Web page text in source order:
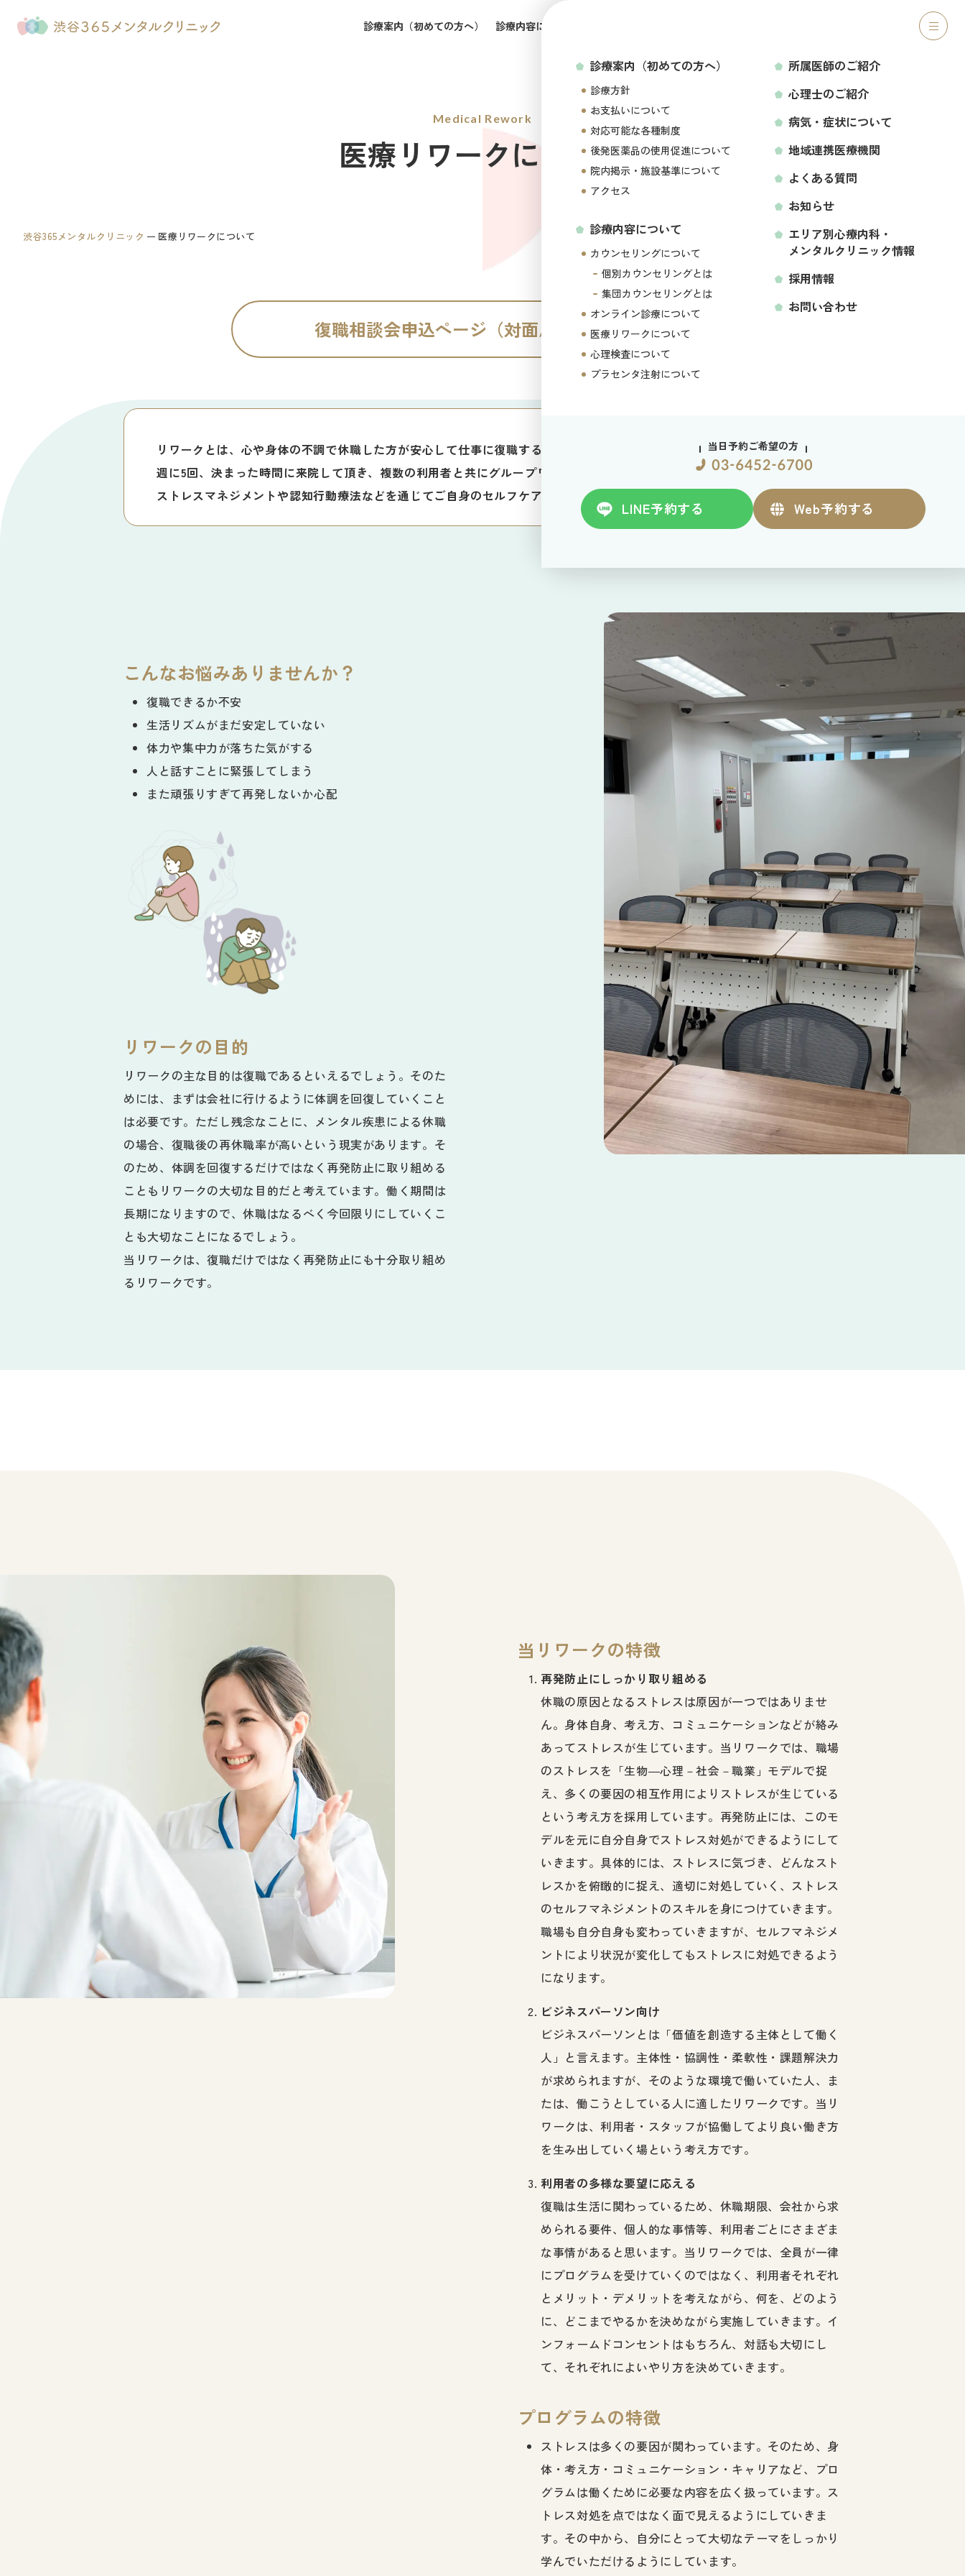
診療案内（初めての方へ） 診療内容について
診療案内（初めての方へ）
診療方針
お支払いについて
対応可能な各種制度
後発医薬品の使用促進について
院内掲示・施設基準について
アクセス
診療内容について
カウンセリングについて
個別カウンセリングとは
集団カウンセリングとは
オンライン診療について
医療リワークについて
心理検査について
プラセンタ注射について
所属医師のご紹介
心理士のご紹介
病気・症状について
地域連携医療機関
よくある質問
お知らせ
エリア別心療内科・
メンタルクリニック情報
採用情報
お問い合わせ
当日予約ご希望の方
LINE予約する Web予約する
Medical Rework
医療リワークについて
渋谷365メンタルクリニック 医療リワークについて
復職相談会申込ページ（対面/オンライン）
リワークとは、心や身体の不調で休職した方が安心して仕事に復職するためのリハビリ訓練です。
週に5回、決まった時間に来院して頂き、複数の利用者と共にグループワークやプレゼンテーションをしたり、
ストレスマネジメントや認知行動療法などを通じてご自身のセルフケア、セルフマネジメントの方法などを学びます。
こんなお悩みありませんか？
復職できるか不安
生活リズムがまだ安定していない
体力や集中力が落ちた気がする
人と話すことに緊張してしまう
また頑張りすぎて再発しないか心配
リワークの目的
リワークの主な目的は復職であるといえるでしょう。そのた
めには、まずは会社に行けるように体調を回復していくこと
は必要です。ただし残念なことに、メンタル疾患による休職
の場合、復職後の再休職率が高いという現実があります。そ
のため、体調を回復するだけではなく再発防止に取り組める
こともリワークの大切な目的だと考えています。働く期間は
長期になりますので、休職はなるべく今回限りにしていくこ
とも大切なことになるでしょう。
当リワークは、復職だけではなく再発防止にも十分取り組め
るリワークです。
当リワークの特徴
再発防止にしっかり取り組める
休職の原因となるストレスは原因が一つではありませ
ん。身体自身、考え方、コミュニケーションなどが絡み
あってストレスが生じています。当リワークでは、職場
のストレスを「生物―心理－社会－職業」モデルで捉
え、多くの要因の相互作用によりストレスが生じている
という考え方を採用しています。再発防止には、このモ
デルを元に自分自身でストレス対処ができるようにして
いきます。具体的には、ストレスに気づき、どんなスト
レスかを俯瞰的に捉え、適切に対処していく、ストレス
のセルフマネジメントのスキルを身につけていきます。
職場も自分自身も変わっていきますが、セルフマネジメ
ントにより状況が変化してもストレスに対処できるよう
になります。
ビジネスパーソン向け
ビジネスパーソンとは「価値を創造する主体として働く
人」と言えます。主体性・協調性・柔軟性・課題解決力
が求められますが、そのような環境で働いていた人、ま
たは、働こうとしている人に適したリワークです。当リ
ワークは、利用者・スタッフが協働してより良い働き方
を生み出していく場という考え方です。
利用者の多様な要望に応える
復職は生活に関わっているため、休職期限、会社から求
められる要件、個人的な事情等、利用者ごとにさまざま
な事情があると思います。当リワークでは、全員が一律
にプログラムを受けていくのではなく、利用者それぞれ
とメリット・デメリットを考えながら、何を、どのよう
に、どこまでやるかを決めながら実施していきます。イ
ンフォームドコンセントはもちろん、対話も大切にし
て、それぞれによいやり方を決めていきます。
プログラムの特徴
ストレスは多くの要因が関わっています。そのため、身
体・考え方・コミュニケーション・キャリアなど、プロ
グラムは働くために必要な内容を広く扱っています。ス
トレス対処を点ではなく面で見えるようにしていきま
す。その中から、自分にとって大切なテーマをしっかり
学んでいただけるようにしています。